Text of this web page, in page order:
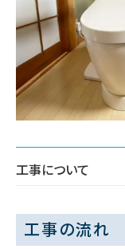
工事について
工事の流れ